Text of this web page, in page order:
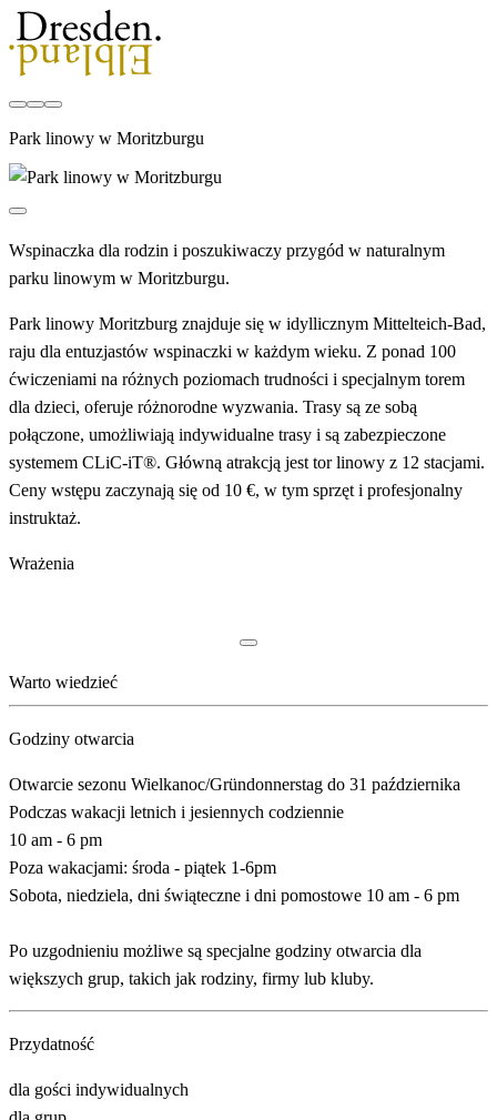
Park linowy w Moritzburgu
Wspinaczka dla rodzin i poszukiwaczy przygód w naturalnym
parku linowym w Moritzburgu.
Park linowy Moritzburg znajduje się w idyllicznym Mittelteich-Bad,
raju dla entuzjastów wspinaczki w każdym wieku. Z ponad 100
ćwiczeniami na różnych poziomach trudności i specjalnym torem
dla dzieci, oferuje różnorodne wyzwania. Trasy są ze sobą
połączone, umożliwiają indywidualne trasy i są zabezpieczone
systemem CLiC-iT®. Główną atrakcją jest tor linowy z 12 stacjami.
Ceny wstępu zaczynają się od 10 €, w tym sprzęt i profesjonalny
instruktaż.
Wrażenia
Warto wiedzieć
Godziny otwarcia
Otwarcie sezonu Wielkanoc/Gründonnerstag do 31 października
Podczas wakacji letnich i jesiennych codziennie
10 am - 6 pm
Poza wakacjami: środa - piątek 1-6pm
Sobota, niedziela, dni świąteczne i dni pomostowe 10 am - 6 pm
Po uzgodnieniu możliwe są specjalne godziny otwarcia dla
większych grup, takich jak rodziny, firmy lub kluby.
Przydatność
dla gości indywidualnych